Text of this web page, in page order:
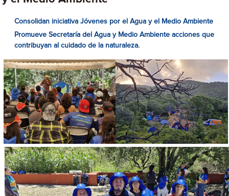
Consolidan iniciativa Jóvenes por el Agua y el Medio Ambiente
Promueve Secretaría del Agua y Medio Ambiente acciones que
contribuyan al cuidado de la naturaleza.